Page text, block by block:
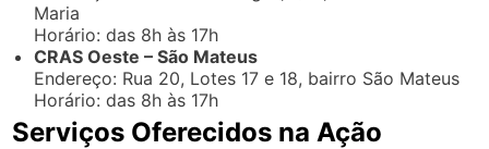
Maria
Horário: das 8h às 17h
CRAS Oeste – São Mateus
Endereço: Rua 20, Lotes 17 e 18, bairro São Mateus
Horário: das 8h às 17h
Serviços Oferecidos na Ação